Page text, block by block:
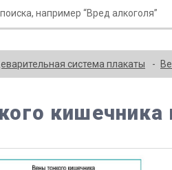
система плакаты